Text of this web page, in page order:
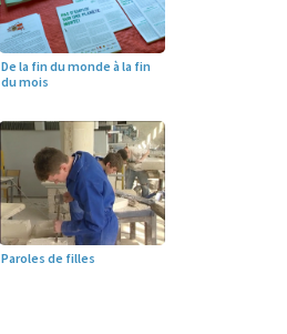
De la fin du monde à la fin
du mois
Paroles de filles